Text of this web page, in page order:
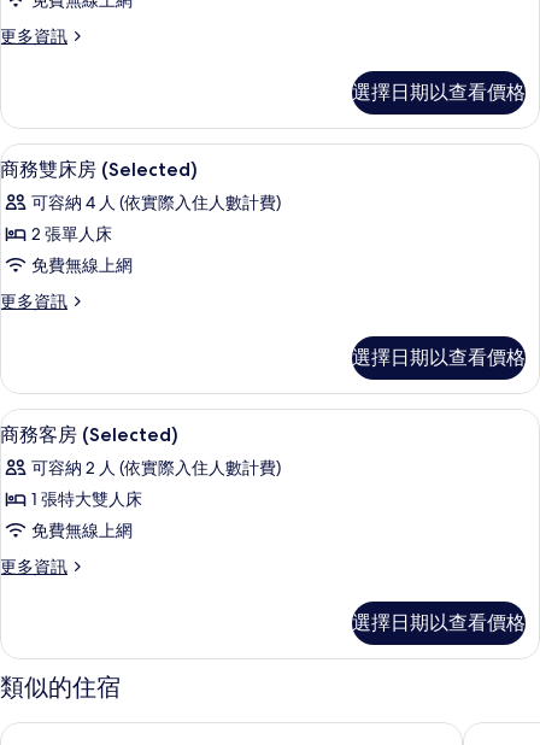
(Yiyue)
所
有
相
片
更多資訊
更
房
(Yiyue)
的
情
選擇日期以查看價格
顯
示
商
務
床
(Selected)
的
所
有
相
片
18
商務雙床房 (Selected)
可容納 4 人 (依實際入住人數計費)
2 張單人床
免費無線上網
更多資訊
更
雙
床
房
的
詳
選擇日期以查看價格
顯
示
商
務
房
的
所
有
相
25
商務客房 (Selected)
可容納 2 人 (依實際入住人數計費)
1 張特大雙人床
免費無線上網
更多資訊
更
客
房
(Selected)
詳
選擇日期以查看價格
類似的住宿
縵居酒店 廈門中